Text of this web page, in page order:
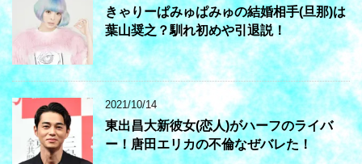
きゃりーぱみゅぱみゅの結婚相手(旦那)は
葉山奨之？馴れ初めや引退説！
2021/10/14
東出昌大新彼女(恋人)がハーフのライバ
ー！唐田エリカの不倫なぜバレた！